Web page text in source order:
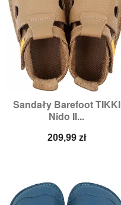
Sandały Barefoot TIKKI
Nido II...
Cena
209,99 zł